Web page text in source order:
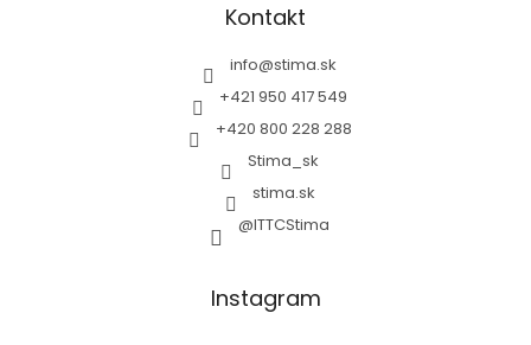
Kontakt
info@stima.sk
+421 950 417 549
+420 800 228 288
Stima_sk
stima.sk
@ITTCStima
Instagram